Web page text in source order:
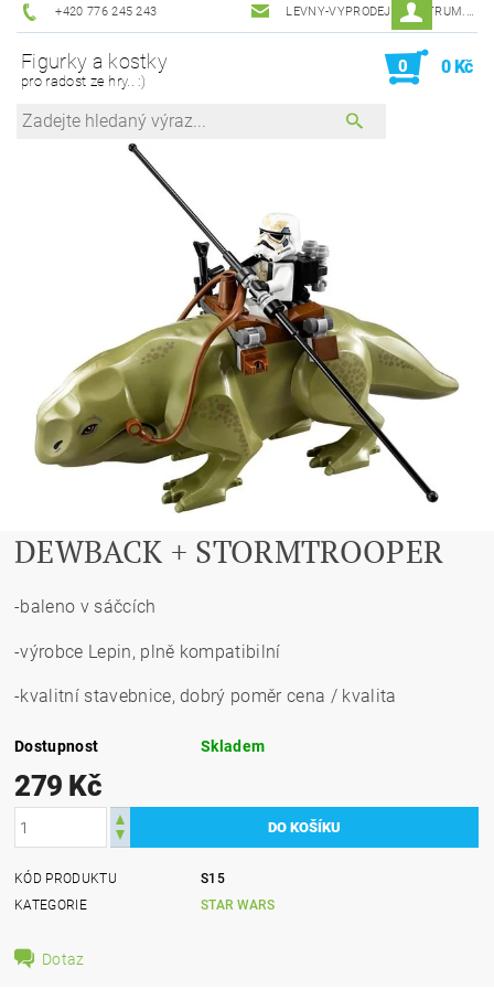
+420 776 245 243 LEVNY-VYPRODEJ@CENTRUM.CZ
Figurky a kostky
pro radost ze hry.. :)
0 0 Kč
DEWBACK + STORMTROOPER
-baleno v sáčcích
-výrobce Lepin, plně kompatibilní
-kvalitní stavebnice, dobrý poměr cena / kvalita
Dostupnost Skladem
279 Kč
KÓD PRODUKTU
S15
KATEGORIE
STAR WARS
Dotaz